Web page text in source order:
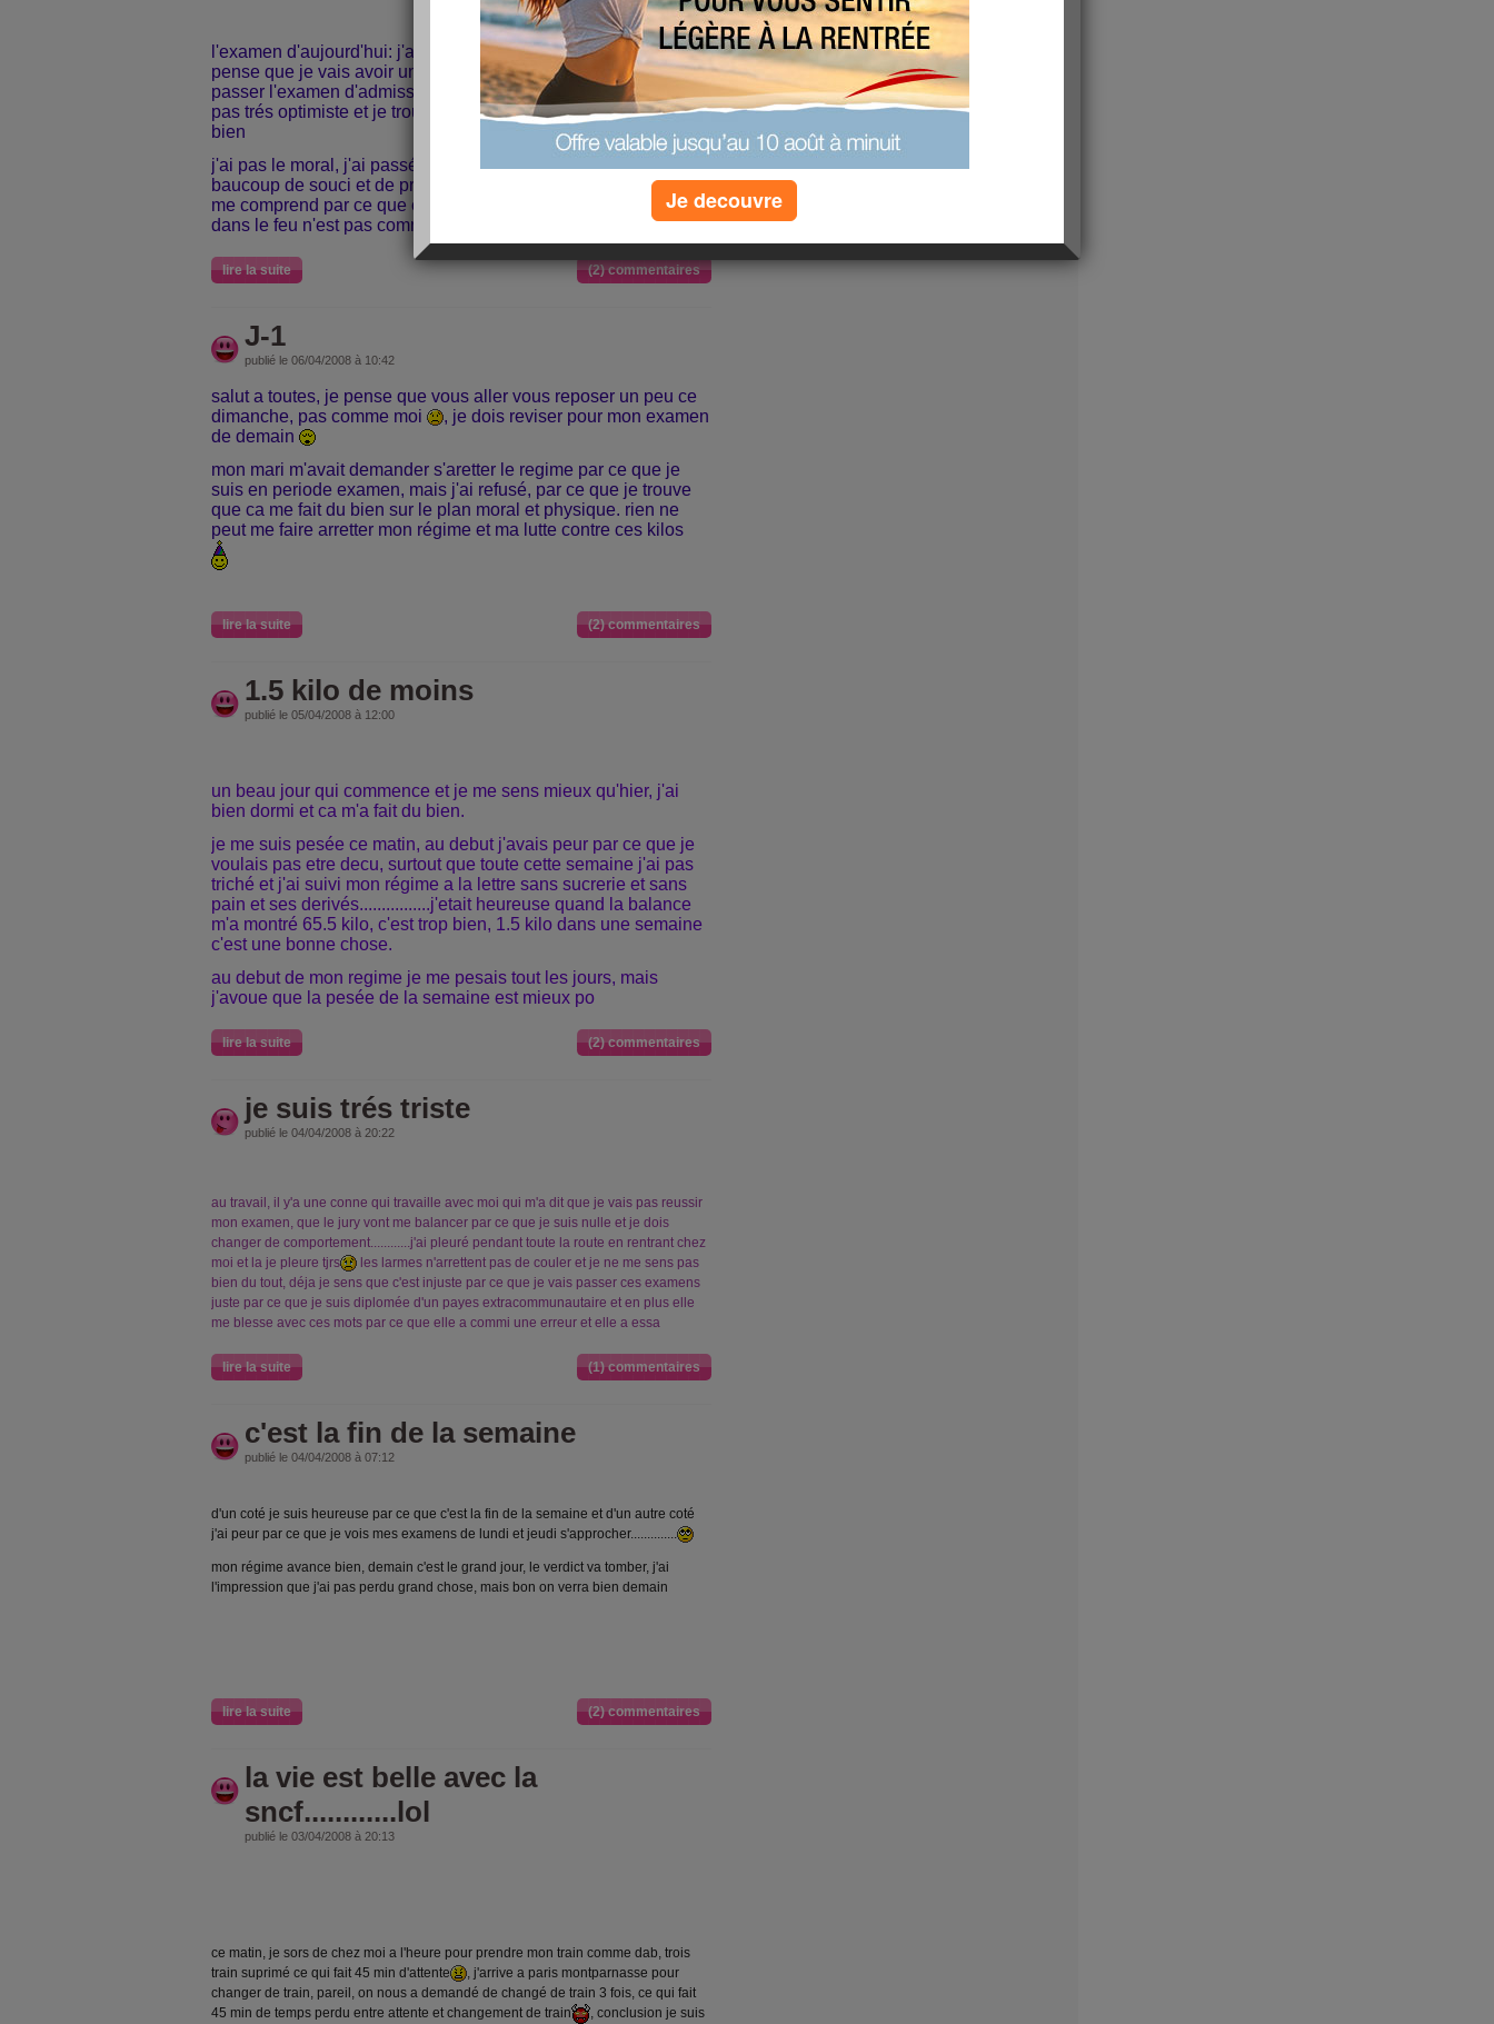
l'examen d'aujourd'hui: j'ai raté deux questions sur cinq, je
pense que je vais avoir une note superieur a 10 pour pouvoir
passer l'examen d'admission( oral et pratique) meme si je suis
pas trés optimiste et je trouuve que ca serait dur dur.....on verra
bien
j'ai pas le moral, j'ai passé une trés mauvaise journée, j'ai
baucoup de souci et de probléme et je trouve que personne ne
me comprend par ce que comme on dit, celui qui a la main
dans le feu n'est pas comme celui qui a la main dans l'eau.
lire la suite (2) commentaires
J-1
publié le 06/04/2008 à 10:42
salut a toutes, je pense que vous aller vous reposer un peu ce
dimanche, pas comme moi
, je dois reviser pour mon examen
de demain
mon mari m'avait demander s'aretter le regime par ce que je
suis en periode examen, mais j'ai refusé, par ce que je trouve
que ca me fait du bien sur le plan moral et physique. rien ne
peut me faire arretter mon régime et ma lutte contre ces kilos
lire la suite (2) commentaires
1.5 kilo de moins
publié le 05/04/2008 à 12:00
un beau jour qui commence et je me sens mieux qu'hier, j'ai
bien dormi et ca m'a fait du bien.
je me suis pesée ce matin, au debut j'avais peur par ce que je
voulais pas etre decu, surtout que toute cette semaine j'ai pas
triché et j'ai suivi mon régime a la lettre sans sucrerie et sans
pain et ses derivés................j'etait heureuse quand la balance
m'a montré 65.5 kilo, c'est trop bien, 1.5 kilo dans une semaine
c'est une bonne chose.
au debut de mon regime je me pesais tout les jours, mais
j'avoue que la pesée de la semaine est mieux po
lire la suite (2) commentaires
je suis trés triste
publié le 04/04/2008 à 20:22
au travail, il y'a une conne qui travaille avec moi qui m'a dit que je vais pas reussir
mon examen, que le jury vont me balancer par ce que je suis nulle et je dois
changer de comportement............j'ai pleuré pendant toute la route en rentrant chez
moi et la je pleure tjrs
les larmes n'arrettent pas de couler et je ne me sens pas
bien du tout, déja je sens que c'est injuste par ce que je vais passer ces examens
juste par ce que je suis diplomée d'un payes extracommunautaire et en plus elle
me blesse avec ces mots par ce que elle a commi une erreur et elle a essa
lire la suite (1) commentaires
c'est la fin de la semaine
publié le 04/04/2008 à 07:12
d'un coté je suis heureuse par ce que c'est la fin de la semaine et d'un autre coté
j'ai peur par ce que je vois mes examens de lundi et jeudi s'approcher..............
mon régime avance bien, demain c'est le grand jour, le verdict va tomber, j'ai
l'impression que j'ai pas perdu grand chose, mais bon on verra bien demain
lire la suite (2) commentaires
la vie est belle avec la
sncf............lol
publié le 03/04/2008 à 20:13
ce matin, je sors de chez moi a l'heure pour prendre mon train comme dab, trois
train suprimé ce qui fait 45 min d'attente
, j'arrive a paris montparnasse pour
changer de train, pareil, on nous a demandé de changé de train 3 fois, ce qui fait
45 min de temps perdu entre attente et changement de train
, conclusion je suis
Je decouvre